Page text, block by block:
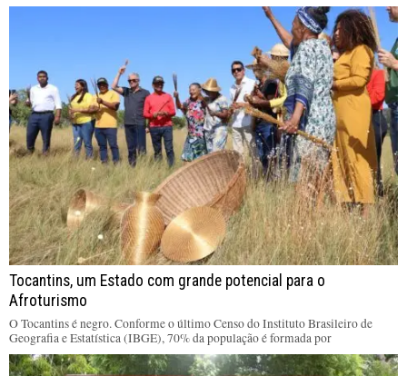
Tocantins, um Estado com grande potencial para o
Afroturismo
O Tocantins é negro. Conforme o último Censo do Instituto Brasileiro de
Geografia e Estatística (IBGE), 70% da população é formada por